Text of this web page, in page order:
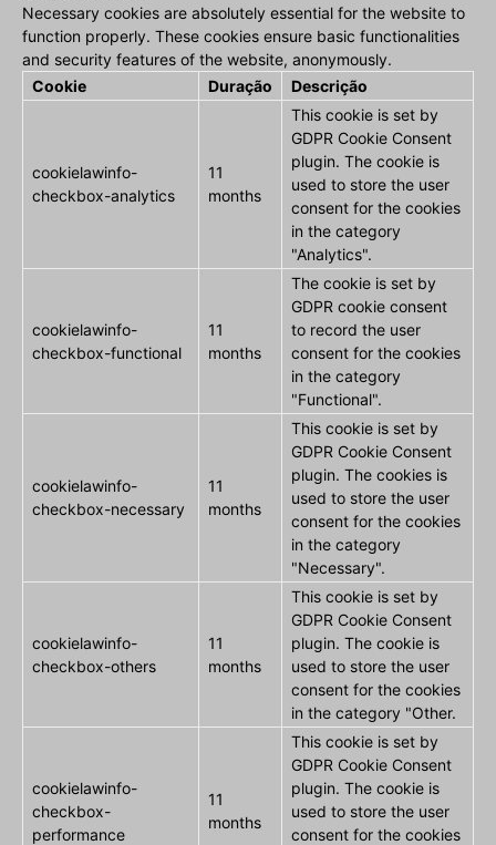
Necessary cookies are absolutely essential for the website to
function properly. These cookies ensure basic functionalities
and security features of the website, anonymously.
Cookie
Duração Descrição
cookielawinfo-
checkbox-analytics
11
months
This cookie is set by
GDPR Cookie Consent
plugin. The cookie is
used to store the user
consent for the cookies
in the category
"Analytics".
cookielawinfo-
checkbox-functional
11
months
The cookie is set by
GDPR cookie consent
to record the user
consent for the cookies
in the category
"Functional".
cookielawinfo-
checkbox-necessary
11
months
This cookie is set by
GDPR Cookie Consent
plugin. The cookies is
used to store the user
consent for the cookies
in the category
"Necessary".
cookielawinfo-
checkbox-others
11
months
This cookie is set by
GDPR Cookie Consent
plugin. The cookie is
used to store the user
consent for the cookies
in the category "Other.
cookielawinfo-
checkbox-
performance
11
months
This cookie is set by
GDPR Cookie Consent
plugin. The cookie is
used to store the user
consent for the cookies